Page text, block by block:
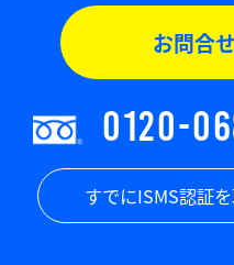
お問合
0120-
すでにISMS認証